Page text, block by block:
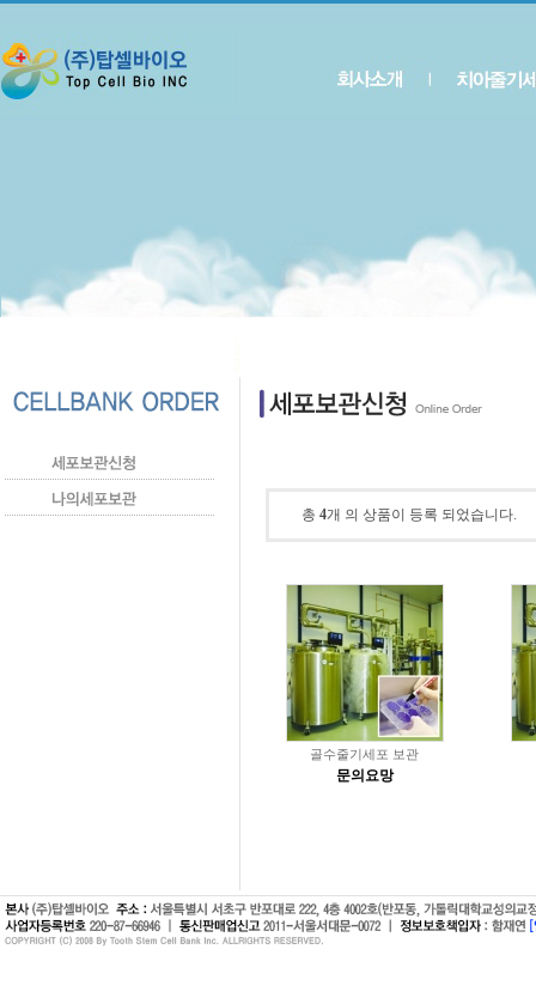
총 4개 의 상품이 등록 되었습니다.
골수줄기세포 보관
문의요망